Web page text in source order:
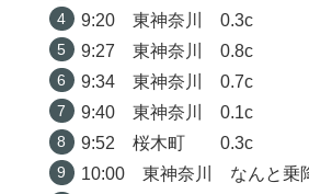
9:20 東神奈川 0.3c
9:27 東神奈川 0.8c
9:34 東神奈川 0.7c
9:40 東神奈川 0.1c
9:52 桜木町 0.3c
10:00 東神奈川 なんと乗